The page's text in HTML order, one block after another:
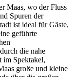
Maas, wo der Fluss
Spuren der
ist ideal für Gäste,
geführte
die nahe
im Spektakel,
große und kleine